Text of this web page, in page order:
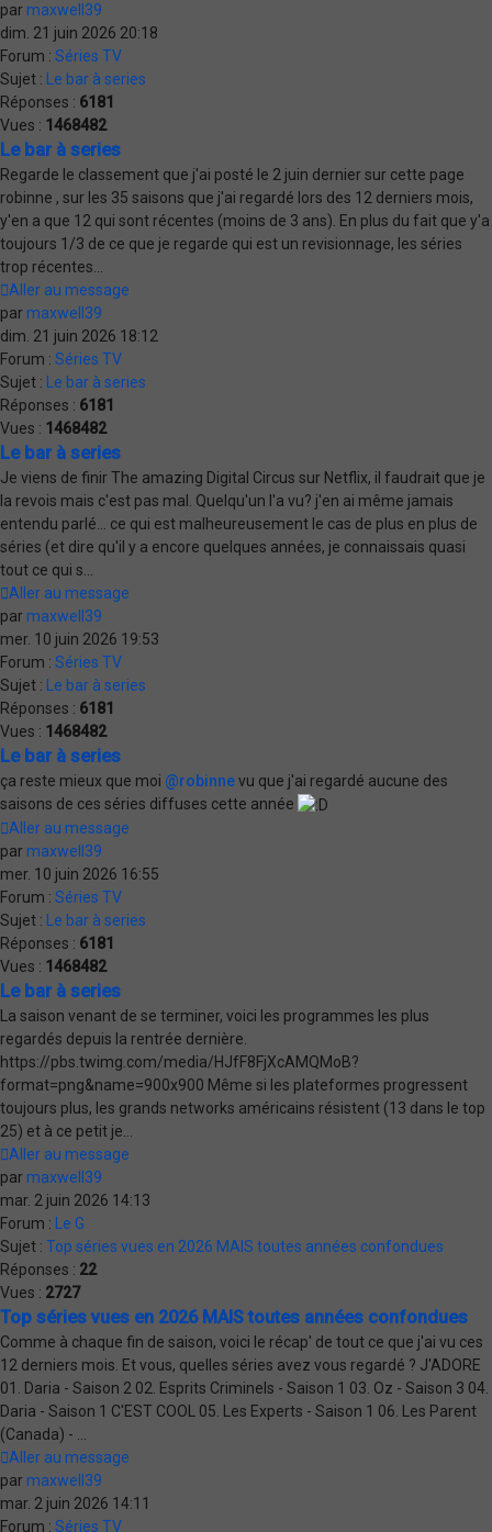
par maxwell39
dim. 21 juin 2026 20:18
Forum : Séries TV
Sujet :
Le bar à series
Réponses : 6181
Vues : 1468482
Le bar à series
Regarde le classement que j'ai posté le 2 juin dernier sur cette page
robinne , sur les 35 saisons que j'ai regardé lors des 12 derniers mois,
y'en a que 12 qui sont récentes (moins de 3 ans). En plus du fait que y'a
toujours 1/3 de ce que je regarde qui est un revisionnage, les séries
trop récentes...
Aller au message
par maxwell39
dim. 21 juin 2026 18:12
Forum : Séries TV
Sujet :
Le bar à series
Réponses : 6181
Vues : 1468482
Le bar à series
Je viens de finir The amazing Digital Circus sur Netflix, il faudrait que je
la revois mais c'est pas mal. Quelqu'un l'a vu? j'en ai même jamais
entendu parlé... ce qui est malheureusement le cas de plus en plus de
séries (et dire qu'il y a encore quelques années, je connaissais quasi
tout ce qui s...
Aller au message
par maxwell39
mer. 10 juin 2026 19:53
Forum : Séries TV
Sujet :
Le bar à series
Réponses : 6181
Vues : 1468482
Le bar à series
ça reste mieux que moi @robinnevu que j'ai regardé aucune des
saisons de ces séries diffuses cette année
Aller au message
par maxwell39
mer. 10 juin 2026 16:55
Forum : Séries TV
Sujet :
Le bar à series
Réponses : 6181
Vues : 1468482
Le bar à series
La saison venant de se terminer, voici les programmes les plus
regardés depuis la rentrée dernière.
https://pbs.twimg.com/media/HJfF8FjXcAMQMoB?
format=png&name=900x900 Même si les plateformes progressent
toujours plus, les grands networks américains résistent (13 dans le top
25) et à ce petit je...
Aller au message
par maxwell39
mar. 2 juin 2026 14:13
Forum :
Le G
Sujet : Top séries vues en 2026 MAIS toutes années confondues
Réponses : 22
Vues : 2727
Top séries vues en 2026 MAIS toutes années confondues
Comme à chaque fin de saison, voici le récap' de tout ce que j'ai vu ces
12 derniers mois. Et vous, quelles séries avez vous regardé ? J'ADORE
01. Daria - Saison 2 02. Esprits Criminels - Saison 1 03. Oz - Saison 3 04.
Daria - Saison 1 C'EST COOL 05. Les Experts - Saison 1 06. Les Parent
(Canada) - ...
Aller au message
par maxwell39
mar. 2 juin 2026 14:11
Forum : Séries TV